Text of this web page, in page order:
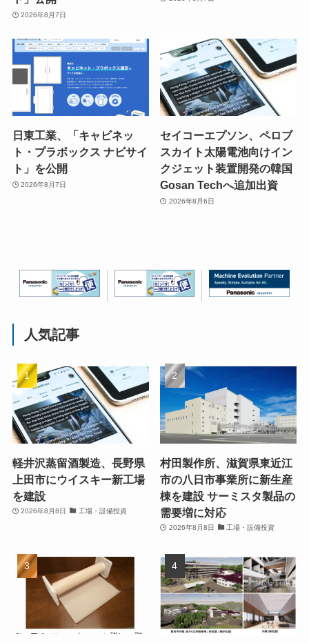
2026年8月7日
日東工業、「キャビネッ
ト・プラボックス ナビサイ
ト」を公開
2026年8月7日
セイコーエプソン、ペロブ
スカイト太陽電池向けイン
クジェット装置開発の韓国
Gosan Techへ追加出資
2026年8月6日
人気記事
軽井沢蒸留酒製造、長野県
上田市にウイスキー新工場
を建設
2026年8月8日 工場・設備投資
村田製作所、滋賀県東近江
市の八日市事業所に新生産
棟を建設 サーミスタ製品の
需要増に対応
2026年8月8日 工場・設備投資